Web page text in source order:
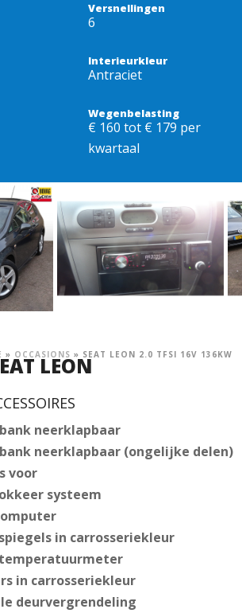
Versnellingen
6
Interieurkleur
Antraciet
Wegenbelasting
€ 160 tot € 179 per
kwartaal
» OCCASIONS » SEAT LEON 2.0 TFSI 16V 136KW
LEON
neerklapbaar
neerklapbaar (ongelijke delen)
voor
systeem
in carrosseriekleur
in carrosseriekleur
deurvergrendeling